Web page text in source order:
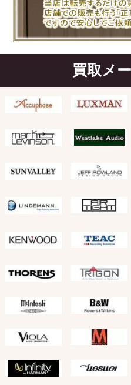
買取メ